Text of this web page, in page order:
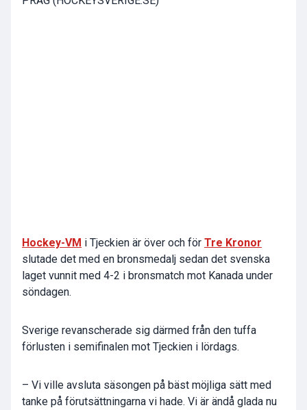
Hockey-VM i Tjeckien är över och för Tre Kronor
slutade det med en bronsmedalj sedan det svenska
laget vunnit med 4-2 i bronsmatch mot Kanada under
söndagen.
Sverige revanscherade sig därmed från den tuffa
förlusten i semifinalen mot Tjeckien i lördags.
– Vi ville avsluta säsongen på bäst möjliga sätt med
tanke på förutsättningarna vi hade. Vi är ändå glada nu